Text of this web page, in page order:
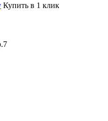
Купить в 1 клик